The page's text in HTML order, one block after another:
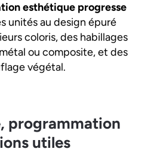
esthétique progresse
unités au design épuré
coloris, des habillages
ou composite, et des
végétal.
programmation
utiles